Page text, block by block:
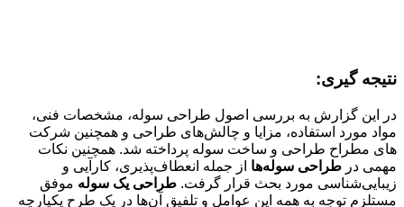
نتیجه گیری:
در این گزارش به بررسی اصول طراحی سوله، مشخصات فنی،
مواد مورد استفاده، مزایا و چالش‌های طراحی و همچنین شرکت
های مطراح طراحی و ساخت سوله پرداخته شد. همچنین نکات
مهمی در طراحی سوله‌ها از جمله انعطاف‌پذیری، کارآیی و
زیبایی‌شناسی مورد بحث قرار گرفت. طراحی یک سوله موفق
مستلزم توجه به همه این عوامل و تلفیق آن‌ها در یک طرح یکپارچه